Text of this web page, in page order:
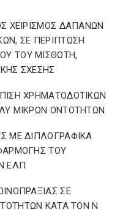
ΧΕΙΡΙΣΜΟΣ ΔΑΠΑΝΩΝ
ΣΕ ΠΕΡΙΠΤΩΣΗ
ΤΟΥ ΜΙΣΘΩΤΗ,
ΣΧΕΣΗΣ
ΧΡΗΜΑΤΟΔΟΤΙΚΩΝ
ΜΙΚΡΩΝ ΟΝΤΟΤΗΤΩΝ
ΜΕ ΔΙΠΛΟΓΡΑΦΙΚΑ
ΤΟΥ
ΕΛΠ
ΣΕ
ΚΑΤΑ ΤΟΝ Ν